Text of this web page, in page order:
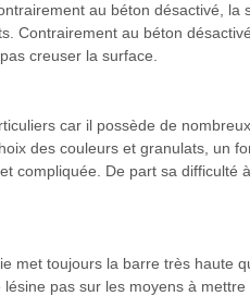
au béton désactivé, la
Contrairement au béton
creuser la surface.
car il possède de
des couleurs et granulats, un
compliquée. De part sa difficulté
met toujours la barre très haute
pas sur les moyens à